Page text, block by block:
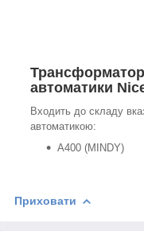
автоматики
Входить до складу
автоматикою:
A400 (MINDY)
Приховати